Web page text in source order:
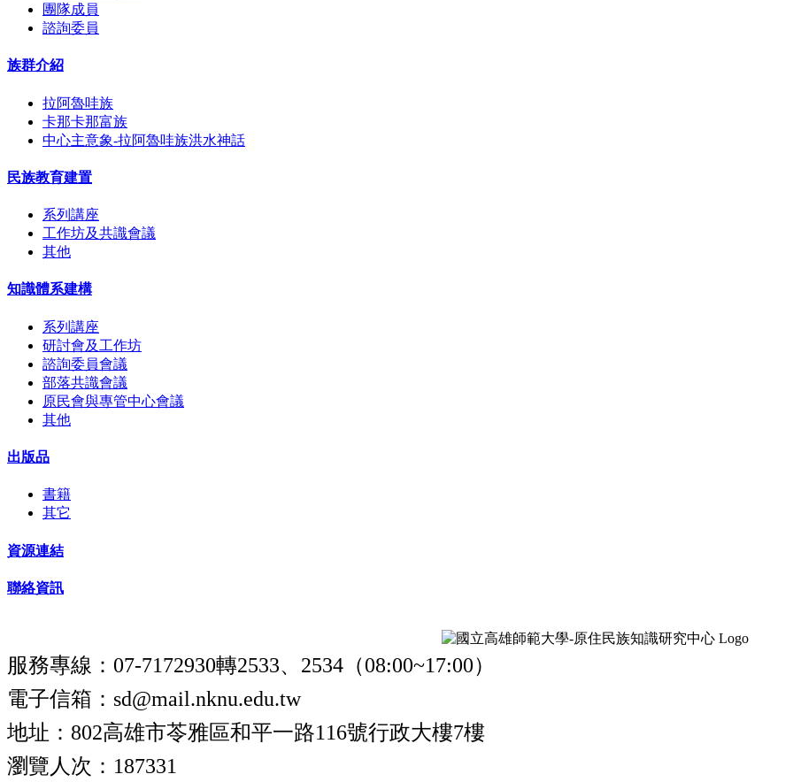
團隊成員
諮詢委員
族群介紹
拉阿魯哇族
卡那卡那富族
中心主意象-拉阿魯哇族洪水神話
民族教育建置
系列講座
工作坊及共識會議
其他
知識體系建構
系列講座
研討會及工作坊
諮詢委員會議
部落共識會議
原民會與專管中心會議
其他
出版品
書籍
其它
資源連結
聯絡資訊
服務專線：07-7172930轉2533、2534（08:00~17:00）
電子信箱：sd@mail.nknu.edu.tw
地址：802高雄市苓雅區和平一路116號行政大樓7樓
瀏覽人次：187331